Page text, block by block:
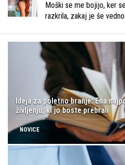
Moški se me bojijo, ker
razkrila, zakaj je še
Ideja za poletno branje: Ena
življenju, ki jo boste prebrali
NOVICE